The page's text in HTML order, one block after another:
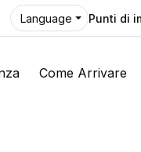
Language Punti di
Come Arrivare